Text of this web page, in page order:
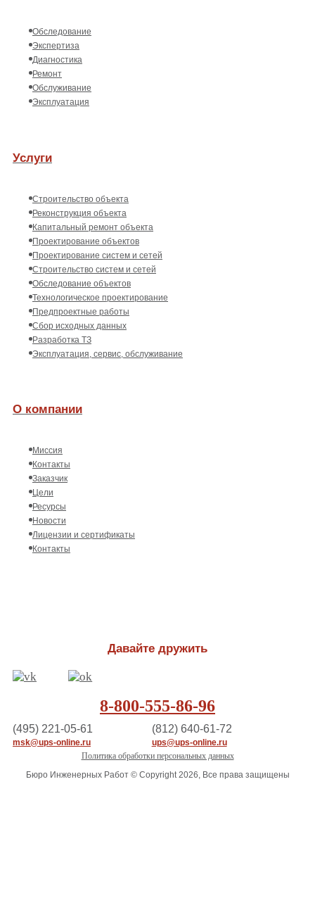
Обследование
Экспертиза
Диагностика
Ремонт
Обслуживание
Эксплуатация
Услуги
Строительство объекта
Реконструкция объекта
Капитальный ремонт объекта
Проектирование объектов
Проектирование систем и сетей
Строительство систем и сетей
Обследование объектов
Технологическое проектирование
Предпроектные работы
Сбор исходных данных
Разработка ТЗ
Эксплуатация, сервис, обслуживание
О компании
Миссия
Контакты
Заказчик
Цели
Ресурсы
Новости
Лицензии и сертификаты
Контакты
Давайте дружить
8-800-555-86-96
(495) 221-05-61
msk@ups-online.ru
(812) 640-61-72
ups@ups-online.ru
Политика обработки персональных данных
Бюро Инженерных Работ © Copyright 2026, Все права защищены